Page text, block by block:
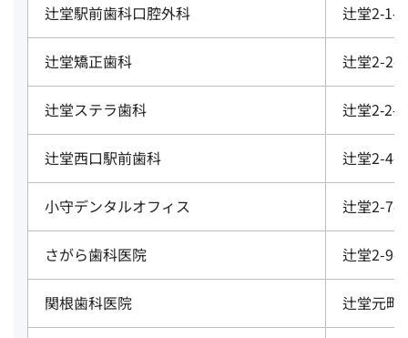
辻堂駅前歯科口腔外科 辻堂
辻堂矯正歯科 辻堂2-
辻堂ステラ歯科 辻堂
辻堂西口駅前歯科 辻堂2-4-
小守デンタルオフィス 辻堂2-7-
さがら歯科医院 辻堂2-
関根歯科医院 辻堂元町